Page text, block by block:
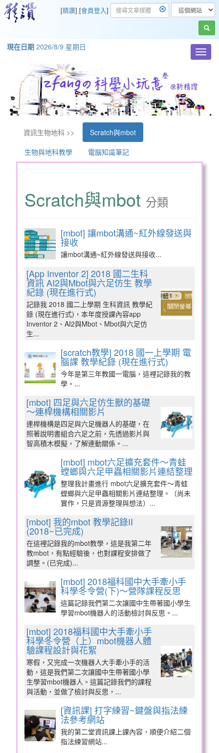
[精讚] [會員登入]
現在日期 2026/8/9 星期日
資訊生物地科 >>
Scratch與mbot
生物與地科教學
電腦知識筆記
Scratch與mbot 分類
[mbot] 讓mbot溝通~紅外線發送與
接收
讓mbot溝通~紅外線發送與接收...
[App Inventor 2] 2018 國二生科
資訊 AI2與Mbot與六足仿生 教學
紀錄 (現在進行式)
記錄我 2018 國二上學期 生科資訊 教學紀
錄 (現在進行式)，本年度授課內容app
Inventor 2、AI2與Mbot、Mbot與六足仿
生...
[scratch教學] 2018 國一上學期 電
腦課 教學紀錄 (現在進行式)
今年是第三年教國一電腦，這裡記錄我的教
學。...
[mbot] 四足與六足仿生獸的基礎
～連桿機構相關影片
連桿機構是四足與六足機器人的基礎，在
照著說明書組合六足之前，先透過影片與
智高積木模擬，了解連動關係。...
[mbot] mbot六足擴充套件～青蛙
螳螂與六足甲蟲相關影片連結整理
整理我計畫進行 mbot六足擴充套件～青蛙
螳螂與六足甲蟲相關影片連結整理。（尚未
實作，只是資源整理與想法）...
[mbot] 我的mbot 教學記錄II
(2018~已完成)
在這裡記錄我的mbot教學，這是我第二年
教mbot，有點經驗後，也對課程安排做了
調整。(已完成)...
[mbot] 2018福科國中大手牽小手
科學冬令營(下)～營隊課程反思
這篇記錄我們第二次讓國中生帶著國小學生
學習mbot機器人的活動檢討與反思。...
[mbot] 2018福科國中大手牽小手
科學冬令營（上）mbot機器人體
驗課程設計與花絮
寒假，又完成一次機器人大手牽小手的活
動，這是我們第二次讓國中生帶著國小學
生學習mbot機器人。這篇記錄我們的課程
與活動，並做了檢討與反思，...
[資訊課] 打字練習~鍵盤與指法練
法參考網站
我的第二堂資訊課上課內容，順便介紹二個
指法練習網站...